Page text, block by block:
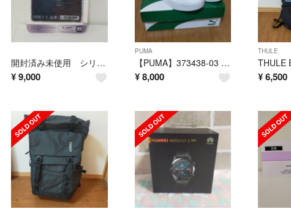
開封済み未使用 シリコンパワー SSD 1TB
¥9,000
PUMA
【PUMA】373438-03 CALI WEDGE WNS 新品 未使用
¥ 8,000
THULE
¥6,500